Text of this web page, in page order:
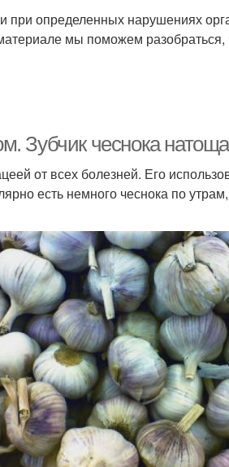
при определенных нарушениях
мы поможем разобраться,
Зубчик чеснока
от всех болезней. Его
есть немного чеснока по